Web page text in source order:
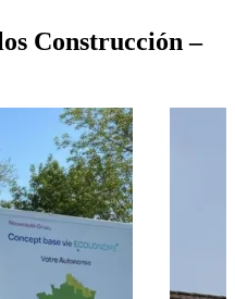
Construcción –